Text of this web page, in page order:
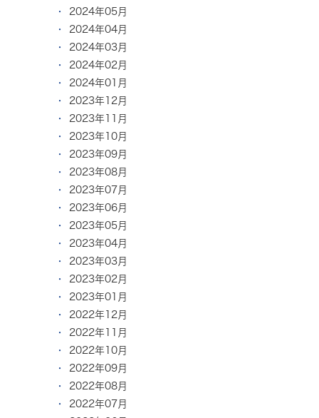
2024年05月
2024年04月
2024年03月
2024年02月
2024年01月
2023年12月
2023年11月
2023年10月
2023年09月
2023年08月
2023年07月
2023年06月
2023年05月
2023年04月
2023年03月
2023年02月
2023年01月
2022年12月
2022年11月
2022年10月
2022年09月
2022年08月
2022年07月